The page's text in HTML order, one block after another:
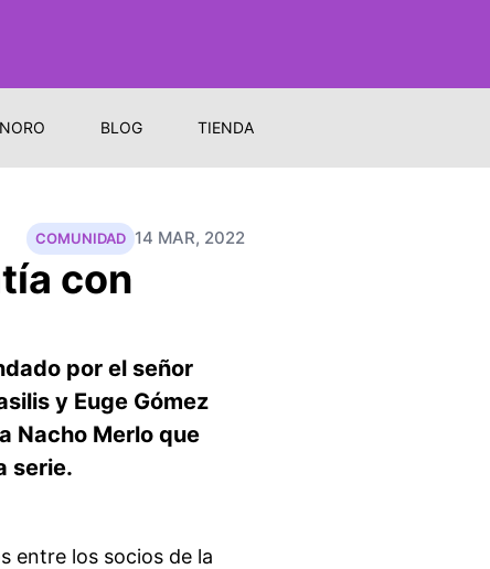
BLOG TIENDA
14 MAR, 2022
COMUNIDAD
con
por el señor
y Euge Gómez
Nacho Merlo que
serie.
entre los socios de la